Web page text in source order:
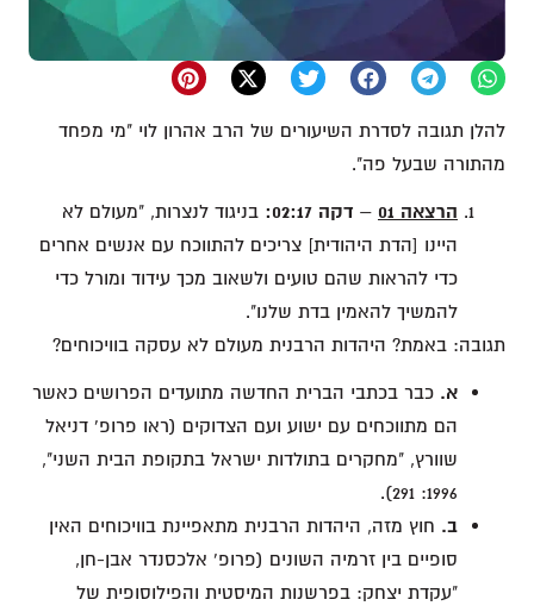
להלן תגובה לסדרת השיעורים של הרב אהרון לוי "מי מפחד
מהתורה שבעל פה".
הרצאה 01
– דקה 02:17:
בניגוד לנצרות, "מעולם לא
היינו [הדת היהודית] צריכים להתווכח עם אנשים אחרים
כדי להראות שהם טועים ולשאוב מכך עידוד ומורל כדי
להמשיך להאמין בדת שלנו".
תגובה: באמת? היהדות הרבנית מעולם לא עסקה בוויכוחים?
א. כבר בכתבי הברית החדשה מתועדים הפרושים כאשר
הם מתווכחים עם ישוע ועם הצדוקים (ראו פרופ' דניאל
שוורץ, "מחקרים בתולדות ישראל בתקופת הבית השני",
1996: 291).
ב. חוץ מזה, היהדות הרבנית מתאפיינת בוויכוחים האין
סופיים בין זרמיה השונים (פרופ' אלכסנדר אבן-חן,
"עקדת יצחק: בפרשנות המיסטית והפילוסופית של